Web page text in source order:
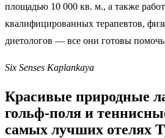
площадью 10 000 кв. м., а также
квалифицированных терапевтов,
диетологов — все они готовы
Six Senses Kaplankaya
Красивые природные
гольф-поля и
самых лучших отелях